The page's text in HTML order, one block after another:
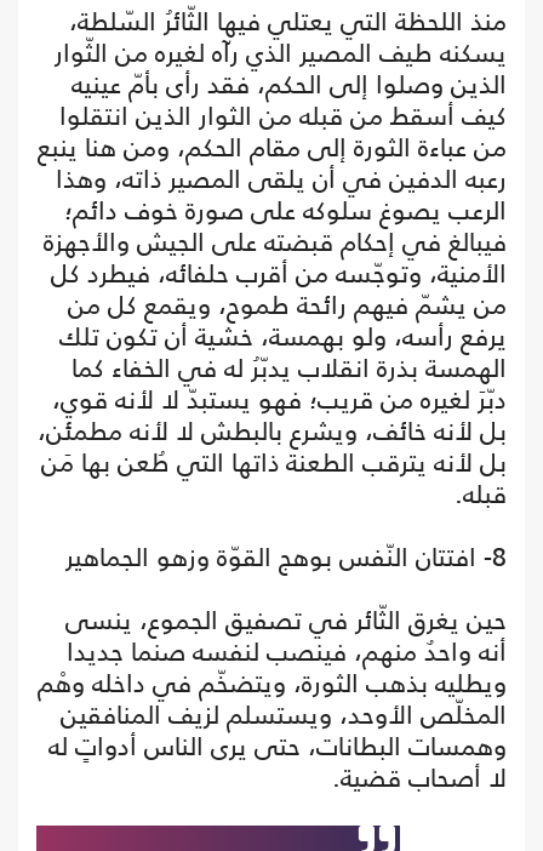
منذ اللحظة التي يعتلي فيها الثّائرُ السّلطة،
يسكنه طيف المصير الذي رآه لغيره من الثّوار
الذين وصلوا إلى الحكم، فقد رأى بأمّ عينيه
كيف أسقط من قبله من الثوار الذين انتقلوا
من عباءة الثورة إلى مقام الحكم، ومن هنا ينبع
رعبه الدفين في أن يلقى المصير ذاته، وهذا
الرعب يصوغ سلوكه على صورة خوف دائم؛
فيبالغ في إحكام قبضته على الجيش والأجهزة
الأمنية، وتوجّسه من أقرب حلفائه، فيطرد كل
من يشمّ فيهم رائحة طموح، ويقمع كل من
يرفع رأسه، ولو بهمسة، خشية أن تكون تلك
الهمسة بذرة انقلاب يدبّرُ له في الخفاء كما
دبّرَ لغيره من قريب؛ فهو يستبدّ لا لأنه قوي،
بل لأنه خائف، ويشرع بالبطش لا لأنه مطمئن،
بل لأنه يترقب الطعنة ذاتها التي طُعن بها مَن
قبله.
8- افتتان النّفس بوهج القوّة وزهو الجماهير
حين يغرق الثّائر في تصفيق الجموع، ينسى
أنه واحدٌ منهم، فينصب لنفسه صنما جديدا
ويطليه بذهب الثورة، ويتضخّم في داخله وهْم
المخلّص الأوحد، ويستسلم لزيف المنافقين
وهمسات البطانات، حتى يرى الناس أدواتٍ له
لا أصحاب قضية.